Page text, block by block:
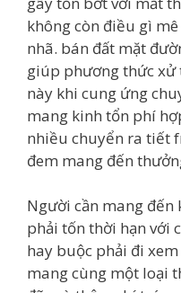
không còn điều gì
nhã. bán đất mặt
giúp phương thức
này khi cung ứng
mang kinh tổn phí
nhiều chuyển ra tiết
đem mang đến
Người cần mang
phải tốn thời hạn với
hay buộc phải đi
mang cùng một loại